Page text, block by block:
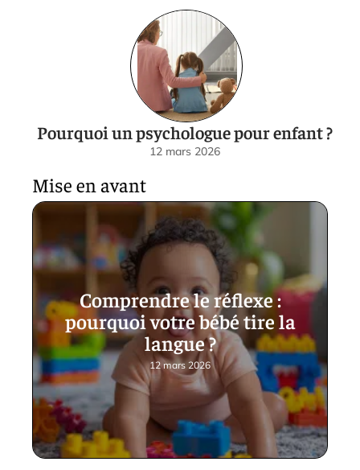
Pourquoi un psychologue pour enfant ?
12 mars 2026
Mise en avant
Comprendre le réflexe :
pourquoi votre bébé tire la
langue ?
12 mars 2026